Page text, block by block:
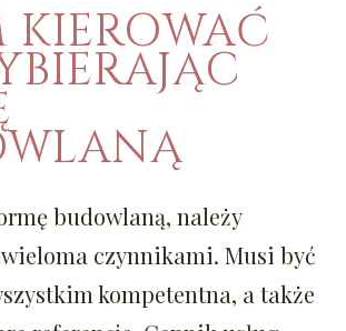
KIEROWAĆ
budowlaną, należy
czynnikami. Musi być
kompetentna, a także